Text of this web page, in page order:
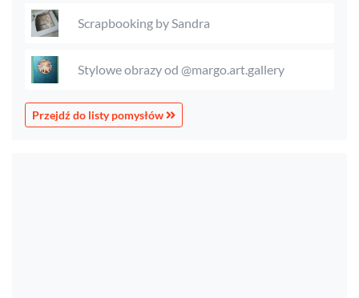
Scrapbooking by Sandra
Stylowe obrazy od @margo.art.gallery
Przejdź do listy pomysłów